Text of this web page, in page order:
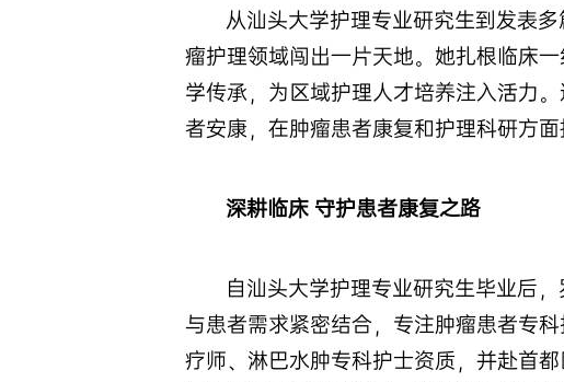
从汕头大学护理专业研究生到发表
瘤护理领域闯出一片天地。她扎根临床
学传承，为区域护理人才培养注入活力
者安康，在肿瘤患者康复和护理科研方面
深耕临床 守护患者康复之路
自汕头大学护理专业研究生毕业后
与患者需求紧密结合，专注肿瘤患者专
疗师、淋巴水肿专科护士资质，并赴首